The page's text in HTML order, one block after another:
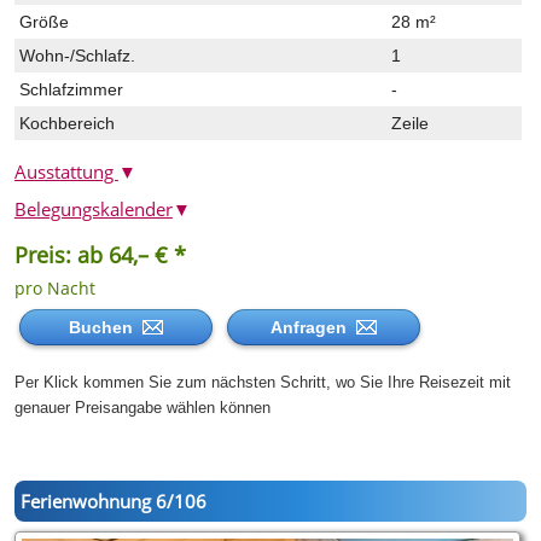
Größe
28 m²
Wohn-/Schlafz.
1
Schlafzimmer
-
Kochbereich
Zeile
Ausstattung ▼
Preis: ab 64,– € *
pro Nacht
Buchen Anfragen
Per Klick kommen Sie zum nächsten Schritt, wo Sie Ihre Reisezeit mit
genauer Preisangabe wählen können
Belegungskalender▼
Ferienwohnung 6/106